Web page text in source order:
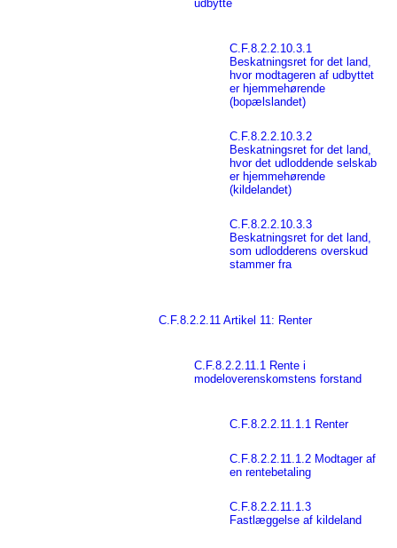
udbytte
C.F.8.2.2.10.3.1
Beskatningsret for det land,
hvor modtageren af udbyttet
er hjemmehørende
(bopælslandet)
C.F.8.2.2.10.3.2
Beskatningsret for det land,
hvor det udloddende selskab
er hjemmehørende
(kildelandet)
C.F.8.2.2.10.3.3
Beskatningsret for det land,
som udlodderens overskud
stammer fra
C.F.8.2.2.11 Artikel 11: Renter
C.F.8.2.2.11.1 Rente i
modeloverenskomstens forstand
C.F.8.2.2.11.1.1 Renter
C.F.8.2.2.11.1.2 Modtager af
en rentebetaling
C.F.8.2.2.11.1.3
Fastlæggelse af kildeland